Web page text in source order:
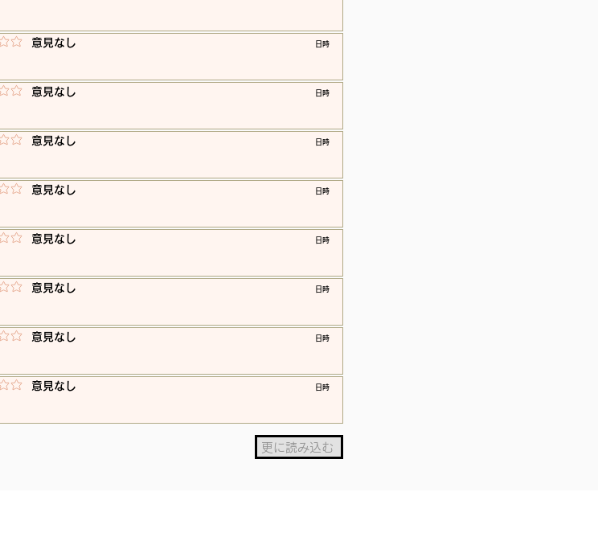
​意見なし ​日時
​意見なし ​日時
​意見なし ​日時
​意見なし ​日時
​意見なし ​日時
​意見なし ​日時
​意見なし ​日時
​意見なし ​日時
更に読み込む